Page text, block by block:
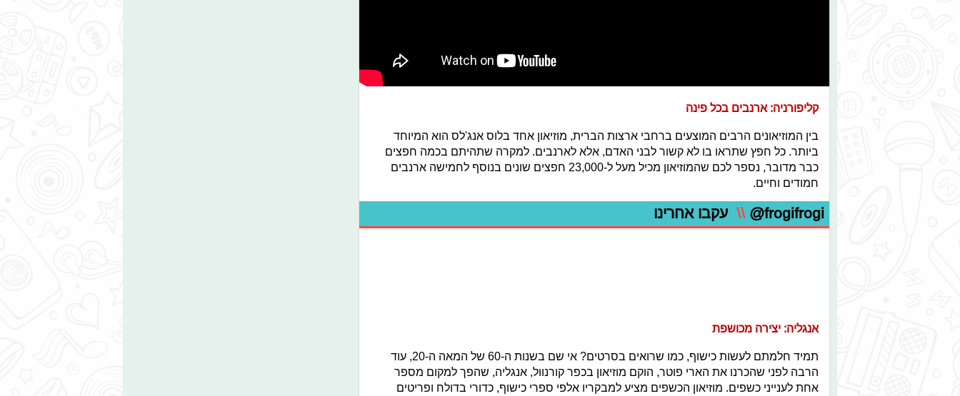
קליפורניה: ארנבים בכל פינה
בין המוזיאונים הרבים המוצעים ברחבי ארצות הברית, מוזיאון אחד בלוס אנג'לס הוא המיוחד
ביותר. כל חפץ שתראו בו לא קשור לבני האדם, אלא לארנבים. למקרה שתהיתם בכמה חפצים
כבר מדובר, נספר לכם שהמוזיאון מכיל מעל ל-23,000 חפצים שונים בנוסף לחמישה ארנבים
חמודים וחיים.
@frogifrogi
\\ עקבו אחרינו
אנגליה: יצירה מכושפת
תמיד חלמתם לעשות כישוף, כמו שרואים בסרטים? אי שם בשנות ה-60 של המאה ה-20, עוד
הרבה לפני שהכרנו את הארי פוטר, הוקם מוזיאון בכפר קורנוול, אנגליה, שהפך למקום מספר
אחת לענייני כשפים. מוזיאון הכשפים מציע למבקריו אלפי ספרי כישוף, כדורי בדולח ופריטים